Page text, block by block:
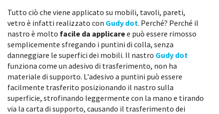
Tutto ciò che viene applicato su mobili, tavoli, pareti,
vetro è infatti realizzato con Gudy dot. Perché? Perché il
nastro è molto facile da applicaree può essere rimosso
semplicemente sfregando i puntini di colla, senza
danneggiare le superfici dei mobili. Il nastro Gudy dot
funziona come un adesivo di trasferimento, non ha
materiale di supporto. L'adesivo a puntini può essere
facilmente trasferito posizionando il nastro sulla
superficie, strofinando leggermente con la mano e tirando
via la carta di supporto, causando il trasferimento dei